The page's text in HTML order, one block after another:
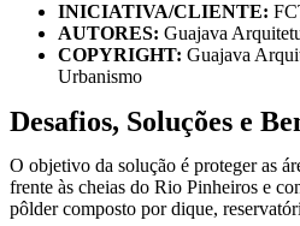
INICIATIVA/CLIENTE:
AUTORES: Guajava
COPYRIGHT: Guajava
Urbanismo
Desafios, Soluções e
O objetivo da solução é proteger as
frente às cheias do Rio Pinheiros e
pôlder composto por dique,